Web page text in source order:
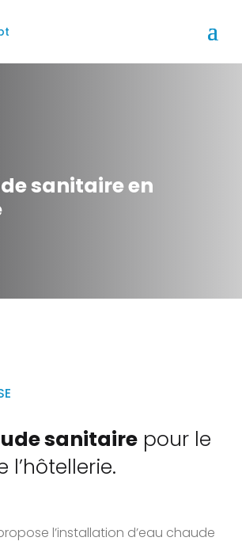
sanitaire en
sanitaire pour le
l’hôtellerie.
l’installation d’eau chaude